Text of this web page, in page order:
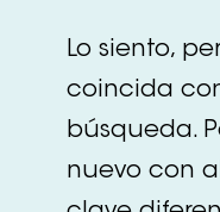
Lo siento,
coincida
búsqueda.
nuevo con